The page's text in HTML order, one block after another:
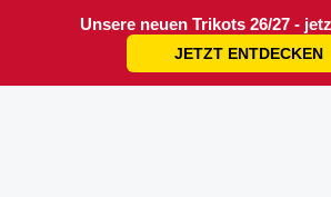
Unsere neuen Trikots 26/27 -
JETZT ENTDECKEN